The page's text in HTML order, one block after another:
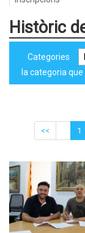
Històric
Categories
la categoria
<< 1